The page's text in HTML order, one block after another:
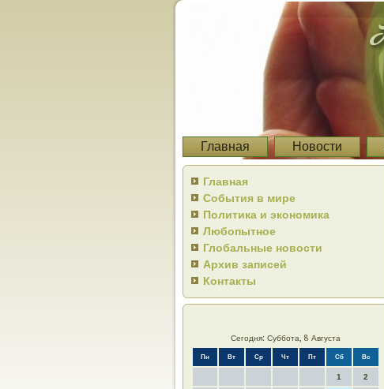
Главная Новости
Главная
События в мире
Политика и экономика
Любопытное
Глобальные новости
Архив записей
Контакты
Сегодня: Суббота, 8 Августа
Пн Вт Ср Чт Пт Сб Вс
1 2